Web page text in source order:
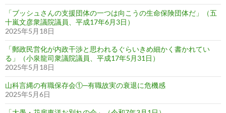
「ブッシュさんの支援団体の一つは向こうの生命保険団体だ」（五
十嵐文彦衆議院議員、平成17年6月3日）
2025年5月18日
「郵政民営化が内政干渉と思われるぐらいきめ細かく書かれてい
る」（小泉龍司衆議院議員、平成17年5月31日）
2025年5月18日
山科言縄の有職保存会①─有職故実の衰退に危機感
2025年5月6日